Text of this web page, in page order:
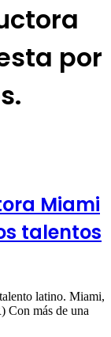
por
Miami
talentos
latino. Miami,
Con más de una